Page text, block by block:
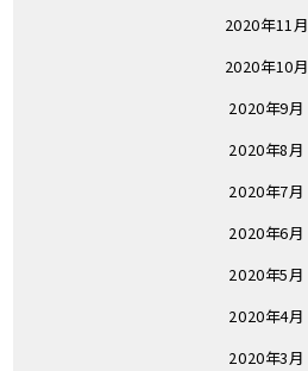
2020年11月
2020年10月
2020年9月
2020年8月
2020年7月
2020年6月
2020年5月
2020年4月
2020年3月